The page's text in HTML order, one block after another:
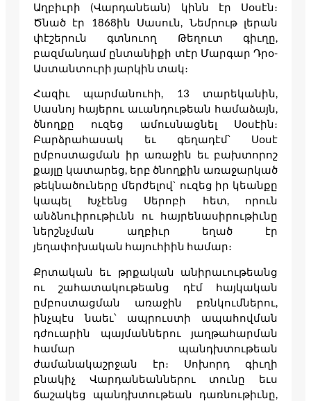
Աղբիւրի (Վարդանեան) կինն էր Սօսէն։
Ծնած էր 1868ին Սասուն, Նեմրութ լերան
փէշերուն գտնուող Թեղուտ գիւղը,
բազմանդամ ընտանիքի տէր Մարգար Դրօ-
Աստանտուրի յարկին տակ։
Հազիւ պարմանուհի, 13 տարեկանին,
Սասնոյ հայերու աւանդութեան համաձայն,
ծնողքը ուզեց ամուսնացնել Սօսէին։
Բարձրահասակ եւ գեղադէմ՝ Սօսէ
ըմբոստացման իր առաջին եւ բախտորոշ
քայլը կատարեց, երբ ծնողքին առաջարկած
թեկնածուները մերժելով` ուզեց իր կեանքը
կապել Խչէենց Սերոբի հետ, որուն
անձնուիրութիւնն ու հայրենասիրութիւնը
ներշնչման աղբիւր եղած էր
յեղափոխական հայուհիին համար։
Քրտական եւ թրքական անիրաւութեանց
ու շահատակութեանց դէմ հայկական
ըմբոստացման առաջին բռնկումներու,
ինչպէս նաեւ՝ ապրուստի ապահովման
դժուարին պայմաններու յաղթահարման
համար պանդխտութեան
ժամանակաշրջան էր։ Սոխորդ գիւղի
բնակիչ Վարդանեաններու տունը եւս
ճաշակեց պանդխտութեան դառնութիւնը,